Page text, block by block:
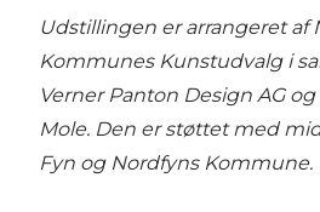
Udstillingen er arrangeret af
Kommunes Kunstudvalg i
Verner Panton Design AG
Mole. Den er støttet med
Fyn og Nordfyns Kommune.